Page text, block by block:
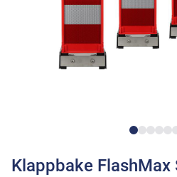
Klappbake FlashMax